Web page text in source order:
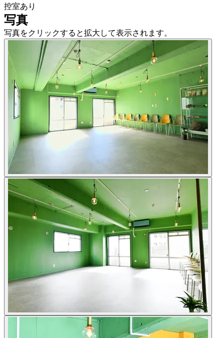
控室あり
写真
写真をクリックすると拡大して表示されます。